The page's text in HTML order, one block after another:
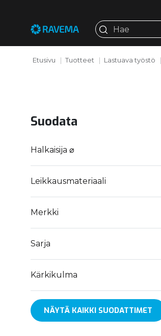
Etusivu Tuotteet Lastuava työstö
Suodata
Halkaisija ⌀
Leikkausmateriaali
Merkki
Sarja
Kärkikulma
NÄYTÄ KAIKKI SUODATTIMET